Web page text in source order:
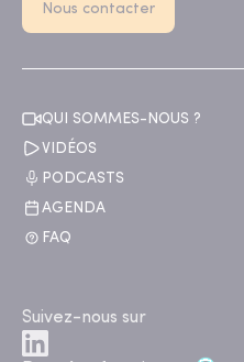
Nous contacter
QUI SOMMES-NOUS ?
VIDÉOS
PODCASTS
AGENDA
FAQ
Suivez-nous sur